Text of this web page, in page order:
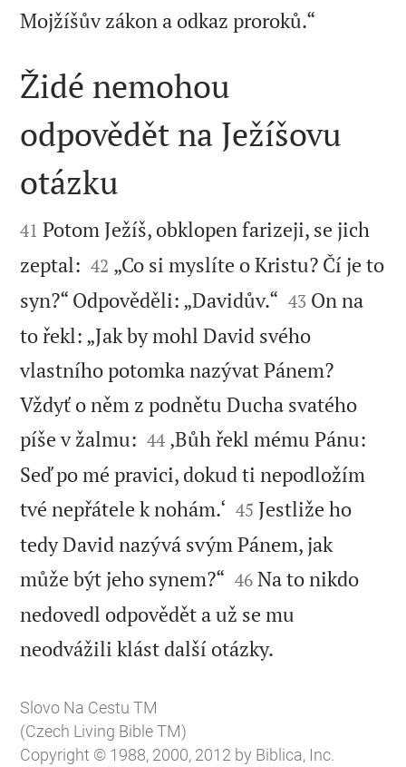
Mojžíšův zákon a odkaz proroků.“

Židé nemohou
odpovědět na Ježíšovu
otázku

41 Potom Ježíš, obklopen farizeji, se jich
zeptal: 

42 „Co si myslíte o Kristu? Čí je to
syn?“ Odpověděli: „Davidův.“ 

43 On na
to řekl: „Jak by mohl David svého
vlastního potomka nazývat Pánem?
Vždyť o něm z podnětu Ducha svatého
píše v žalmu: 

44 ‚Bůh řekl mému Pánu:
Seď po mé pravici, dokud ti nepodložím
tvé nepřátele k nohám.‘ 

45 Jestliže ho
tedy David nazývá svým Pánem, jak
může být jeho synem?“ 

46 Na to nikdo
nedovedl odpovědět a už se mu
neodvážili klást další otázky.
Slovo Na Cestu TM
(Czech Living Bible TM)
Copyright © 1988, 2000, 2012 by Biblica, Inc.